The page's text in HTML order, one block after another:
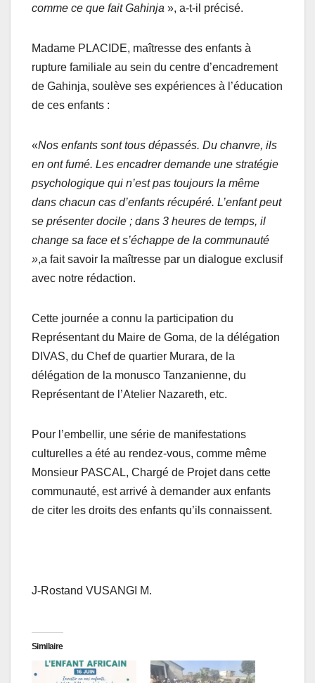
comme ce que fait Gahinja », a-t-il précisé.
Madame PLACIDE, maîtresse des enfants à
rupture familiale au sein du centre d’encadrement
de Gahinja, soulève ses expériences à l’éducation
de ces enfants :
«Nos enfants sont tous dépassés. Du chanvre, ils
en ont fumé. Les encadrer demande une stratégie
psychologique qui n’est pas toujours la même
dans chacun cas d’enfants récupéré. L’enfant peut
se présenter docile ; dans 3 heures de temps, il
change sa face et s’échappe de la communauté
»,a fait savoir la maîtresse par un dialogue exclusif
avec notre rédaction.
Cette journée a connu la participation du
Représentant du Maire de Goma, de la délégation
DIVAS, du Chef de quartier Murara, de la
délégation de la monusco Tanzanienne, du
Représentant de l’Atelier Nazareth, etc.
Pour l’embellir, une série de manifestations
culturelles a été au rendez-vous, comme même
Monsieur PASCAL, Chargé de Projet dans cette
communauté, est arrivé à demander aux enfants
de citer les droits des enfants qu’ils connaissent.
J-Rostand VUSANGI M.
Similaire